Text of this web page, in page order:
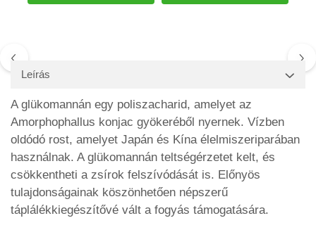
Leírás
A glükomannán egy poliszacharid, amelyet az
Amorphophallus konjac gyökeréből nyernek. Vízben
oldódó rost, amelyet Japán és Kína élelmiszeriparában
használnak. A glükomannán teltségérzetet kelt, és
csökkentheti a zsírok felszívódását is. Előnyös
tulajdonságainak köszönhetően népszerű
táplálékkiegészítővé vált a fogyás támogatására.